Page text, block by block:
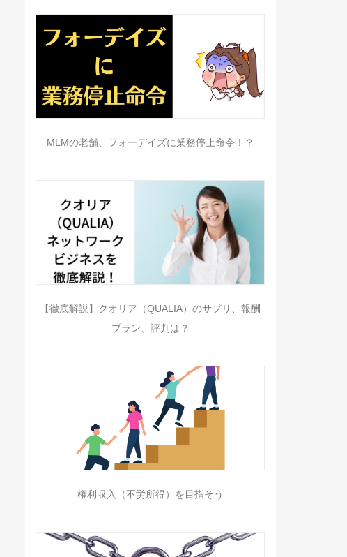
MLMの老舗、フォーデイズに業務停止命令！？
【徹底解説】クオリア（QUALIA）のサプリ、報酬
プラン、評判は？
権利収入（不労所得）を目指そう